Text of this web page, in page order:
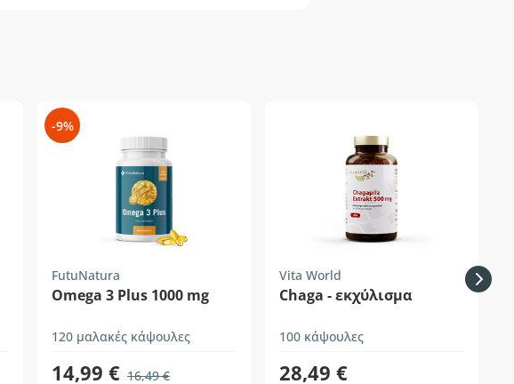
-9%
FutuNatura
Omega 3 Plus 1000 mg
120 μαλακές κάψουλες
14,99 € 16,49 €
Vita World
Chaga - εκχύλισμα
100 κάψουλες
28,49 €